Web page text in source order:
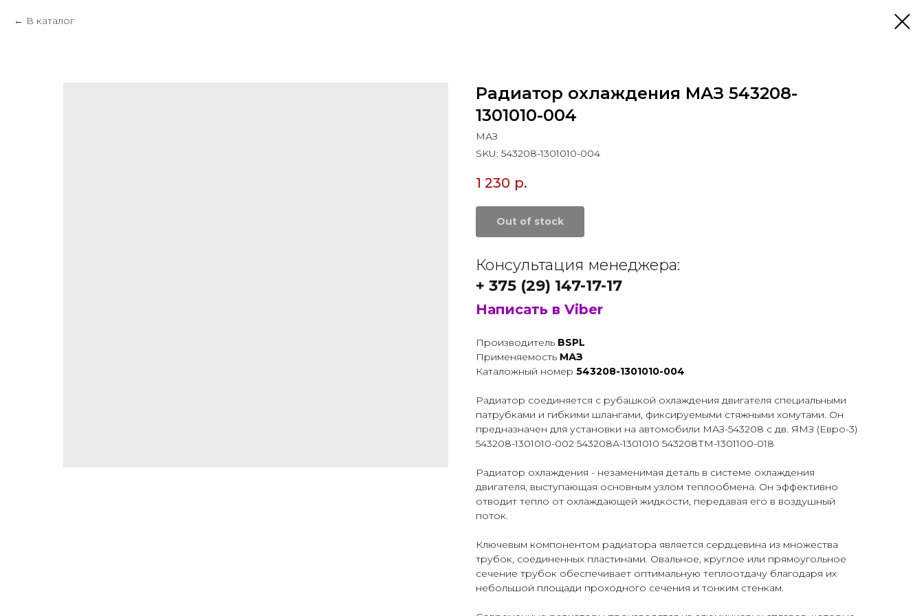
В каталог
Радиатор охлаждения МАЗ 543208-
1301010-004
МАЗ
SKU: 543208-1301010-004
1 230 р.
Out of stock
Консультация менеджера:
+ 375 (29) 147-17-17
Написать в Viber
Производитель BSPL
Применяемость МАЗ
Каталожный номер 543208-1301010-004
Радиатор соединяется с рубашкой охлаждения двигателя специальными
патрубками и гибкими шлангами, фиксируемыми стяжными хомутами. Он
предназначен для установки на автомобили МАЗ-543208 с дв. ЯМЗ (Евро-3)
543208-1301010-002 543208А-1301010 543208ТМ-1301100-018
Радиатор охлаждения - незаменимая деталь в системе охлаждения
двигателя, выступающая основным узлом теплообмена. Он эффективно
отводит тепло от охлаждающей жидкости, передавая его в воздушный
поток.
Ключевым компонентом радиатора является сердцевина из множества
трубок, соединенных пластинами. Овальное, круглое или прямоугольное
сечение трубок обеспечивает оптимальную теплоотдачу благодаря их
небольшой площади проходного сечения и тонким стенкам.